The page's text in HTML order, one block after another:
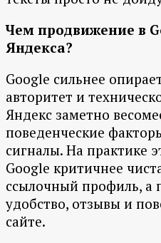
Чем продвижение в
Яндекса?
Google сильнее
авторитет и
Яндекс заметно
поведенческие
сигналы. На практике
Google критичнее
ссылочный профиль, а
удобство, отзывы и
сайте.